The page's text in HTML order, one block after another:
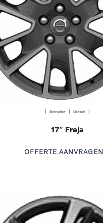
| Benzine | Diesel |
17″ Freja
OFFERTE AANVRAGEN